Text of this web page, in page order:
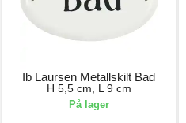
Ib Laursen Metallskilt Bad
H 5,5 cm, L 9 cm
På lager